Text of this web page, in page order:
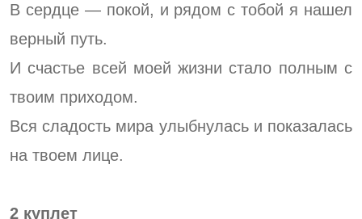
В сердце — покой, и рядом с тобой я нашел
верный путь.
И счастье всей моей жизни стало полным с
твоим приходом.
Вся сладость мира улыбнулась и показалась
на твоем лице.
2 куплет